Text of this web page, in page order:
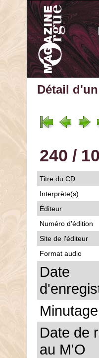
Détail
240 /
Titre du CD
Interprète(s)
Éditeur
Numéro d'édition
Site de l'éditeur
Format audio
Date
Date de
au M'O